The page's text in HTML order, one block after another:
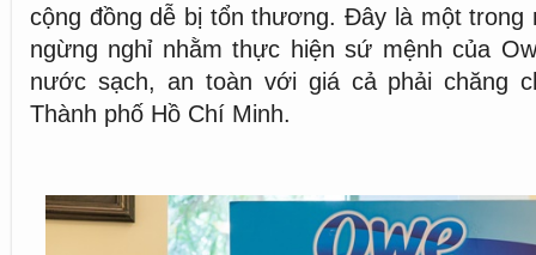
cộng đồng dễ bị tổn thương. Đây là một trong
ngừng nghỉ nhằm thực hiện sứ mệnh của
nước sạch, an toàn với giá cả phải chăng
Thành phố Hồ Chí Minh.